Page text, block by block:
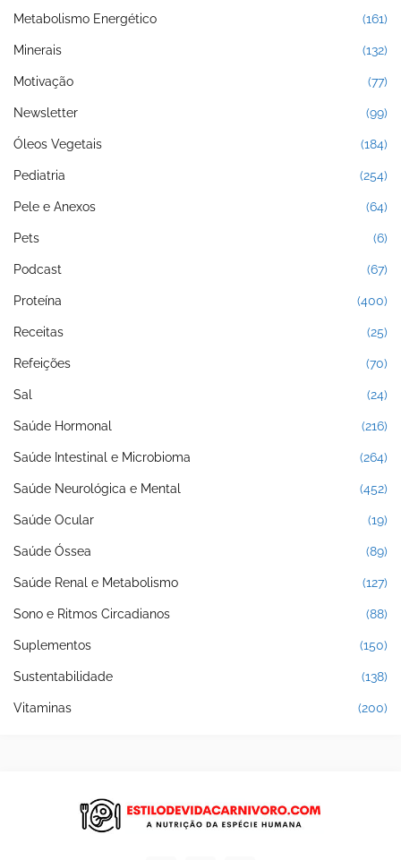
Metabolismo Energético (161)
Minerais (132)
Motivação (77)
Newsletter (99)
Óleos Vegetais (184)
Pediatria (254)
Pele e Anexos (64)
Pets (6)
Podcast (67)
Proteína (400)
Receitas (25)
Refeições (70)
Sal (24)
Saúde Hormonal (216)
Saúde Intestinal e Microbioma (264)
Saúde Neurológica e Mental (452)
Saúde Ocular (19)
Saúde Óssea (89)
Saúde Renal e Metabolismo (127)
Sono e Ritmos Circadianos (88)
Suplementos (150)
Sustentabilidade (138)
Vitaminas (200)